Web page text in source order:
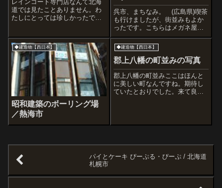
レインコート専門店なんて北海
道では見たことありません。わ
たしにとっては珍しかったで
置されてるからたまりません。
ちょっと良かった銭湯。街灯。
呉市、まちなみ。 (広島県)喫茶
も行けましたが、街並みもよか
ったです。こちらはメガネ屋さ
ん看板。ベンチ。同じ型をいく
つも見かけたよ。やけに親切な
パチンコ屋さんおそらく昭和中
期のモータープール。かっこい
いなー。河原には捨てられた自
転車は悲しい...
◆建造物【西日本】
昭和建築のボーリング場
／熱海市
◆建造物【西日本】
郡上八幡の町並みの写真
郡上八幡の町並みここはほんと
に美しい町なんですね。期待し
ていたとおりでした。来て良か
０です。ここの町はみなさん朝
パイとケーキ ぴーぷる・ぴーぷ / 北海道
札幌市